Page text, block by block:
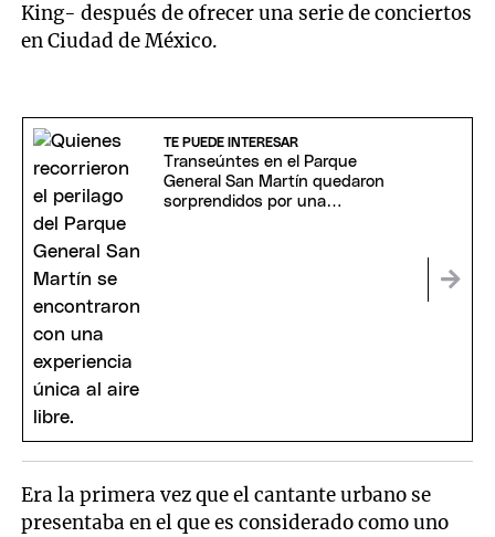
King- después de ofrecer una serie de conciertos
en Ciudad de México.
TE PUEDE INTERESAR
Transeúntes en el Parque
General San Martín quedaron
sorprendidos por una
Era la primera vez que el cantante urbano se
presentaba en el que es considerado como uno